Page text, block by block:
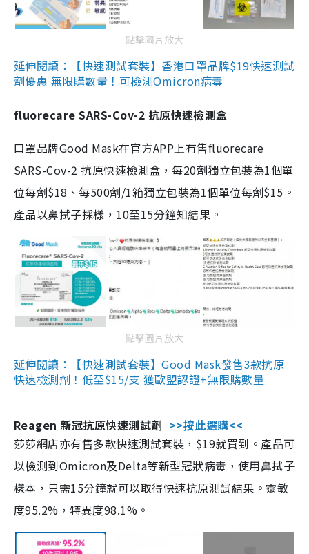
點擊圖片放大
延伸閱讀：【快速測試套裝】香港口罩品牌$19快速測試
劑優惠 無限購數量！可檢測Omicron病毒
fluorecare SARS-Cov-2 抗原快速檢測盒
口罩品牌Good Mask在官方APP上有售fluorecare
SARS-Cov-2 抗原快速檢測盒，每20劑獨立包裝為1個單
位每劑$18、每500劑/1箱獨立包裝為1個單位每劑$15。
產品以鼻拭子採樣，10至15分鐘知結果。
點擊圖片放大
延伸閱讀：【快速測試套裝】Good Mask發售3款抗原
快速檢測劑！低至$15/支 獲歐盟認證+無限購數量
Reagen 新冠抗原快速測試劑 >>按此選購<<
莎莎網店亦有售多款快速測試套裝，$19就買到。產品可
以檢測到Omicron及Delta等新型冠狀病毒，使用鼻拭子
樣本，只需15分鐘就可以取得快速抗原測試結果。靈敏
度95.2%，特異度98.1%。